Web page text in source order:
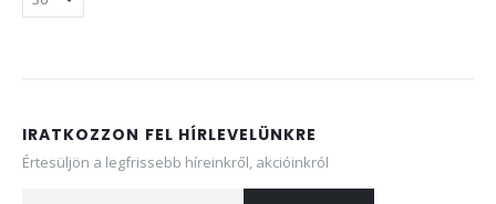
IRATKOZZON FEL HÍRLEVELÜNKRE
Értesüljön a legfrissebb híreinkről, akcióinkról